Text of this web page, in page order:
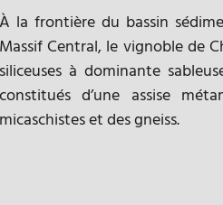
À la frontière du bassin
Massif Central, le vignoble de
siliceuses à dominante
constitués d’une assise
micaschistes et des gneiss.